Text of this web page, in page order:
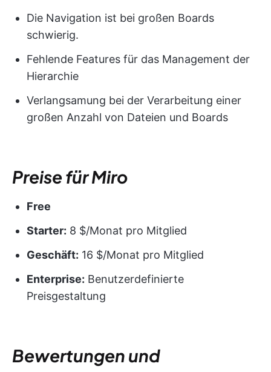
Die Navigation ist bei großen Boards
schwierig.
Fehlende Features für das Management der
Hierarchie
Verlangsamung bei der Verarbeitung einer
großen Anzahl von Dateien und Boards
Preise für Miro
Free
Starter: 8 $/Monat pro Mitglied
Geschäft: 16 $/Monat pro Mitglied
Enterprise: Benutzerdefinierte
Preisgestaltung
Bewertungen und